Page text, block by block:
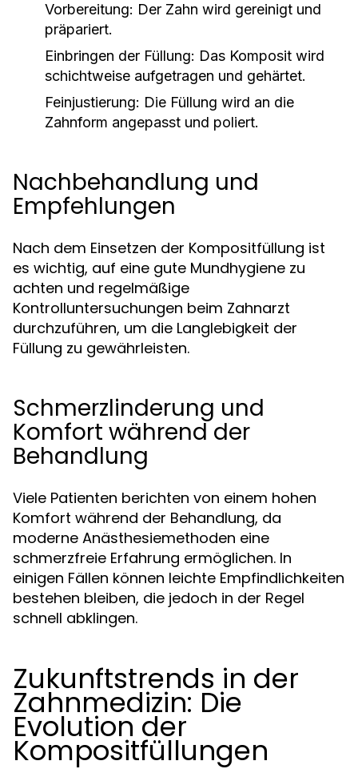
Vorbereitung: Der Zahn wird gereinigt und
präpariert.
Einbringen der Füllung: Das Komposit wird
schichtweise aufgetragen und gehärtet.
Feinjustierung: Die Füllung wird an die
Zahnform angepasst und poliert.
Nachbehandlung und
Empfehlungen
Nach dem Einsetzen der Kompositfüllung ist
es wichtig, auf eine gute Mundhygiene zu
achten und regelmäßige
Kontrolluntersuchungen beim Zahnarzt
durchzuführen, um die Langlebigkeit der
Füllung zu gewährleisten.
Schmerzlinderung und
Komfort während der
Behandlung
Viele Patienten berichten von einem hohen
Komfort während der Behandlung, da
moderne Anästhesiemethoden eine
schmerzfreie Erfahrung ermöglichen. In
einigen Fällen können leichte Empfindlichkeiten
bestehen bleiben, die jedoch in der Regel
schnell abklingen.
Zukunftstrends in der
Zahnmedizin: Die
Evolution der
Kompositfüllungen